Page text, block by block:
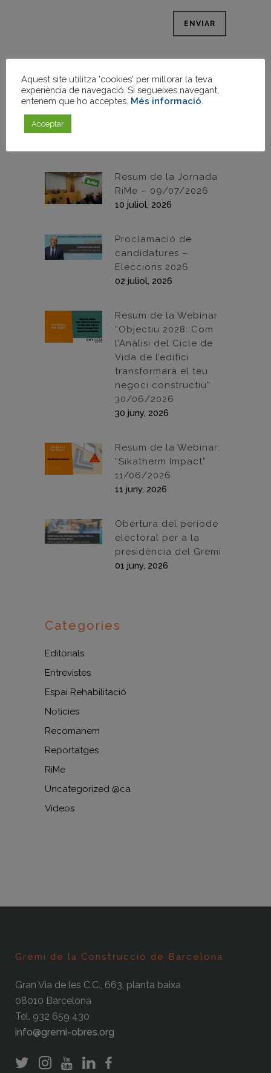
ENTRADES RECENTS
Josep Antoni Martínez
Zaplana reelegit
Resum de la Jornada
RiMe – 09/07/2026
10 juliol, 2026
Proclamació de
candidatures –
Eleccions 2026
02 juliol, 2026
Resum de la Webinar
“Objectiu 2028: Com
l’Anàlisi del Cicle de
Vida de l’edifici
transformarà el teu
negoci constructiu”
30/06/2026
30 juny, 2026
Resum de la Webinar:
“Sikatherm Impact”
11/06/2026
11 juny, 2026
Obertura del període
electoral per a la
presidència del Gremi
01 juny, 2026
Categories
Editorials
Entrevistes
Espai Rehabilitació
Notícies
Recomanem
Reportatges
RiMe
Uncategorized @ca
Vídeos
Gremi de la Construcció de Barcelona
Gran Via de les C.C., 663, planta baixa
08010 Barcelona
Tel. 932 659 430
info@gremi-obres.org
Aquest site utilitza 'cookies' per millorar la teva
experiència de navegació. Si segueixes navegant,
entenem que ho acceptes. Més informació
Acceptar